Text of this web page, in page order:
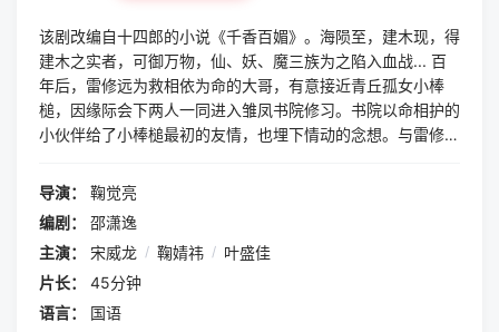
该剧改编自十四郎的小说《千香百媚》。海陨至，建木现，得
建木之实者，可御万物，仙、妖、魔三族为之陷入血战... 百
年后，雷修远为救相依为命的大哥，有意接近青丘孤女小棒
槌，因缘际会下两人一同进入雏凤书院修习。书院以命相护的
小伙伴给了小棒槌最初的友情，也埋下情动的念想。与雷修远
近之时，身世之谜也逐步揭开，小棒槌也不断脱胎换骨成了冰
世和来历。雷修远一路生死相随，在众人对异族秘辛的追逐
里，走入雾一般的迷阵。相
导演：
鞠觉亮
编剧：
邵潇逸
主演：
宋威龙 / 鞠婧祎 / 叶盛佳
片长：
45分钟
语言：
国语